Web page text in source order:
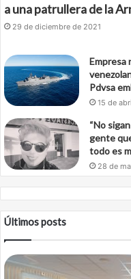
a una patrullera de la
29 de diciembre de 2021
Empresa
Pdvsa
15 de
“No
gente
todo es
28 de
Últimos posts